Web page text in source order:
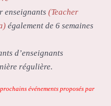
enseignants (Teacher
également de 6 semaines
d’enseignants
régulière.
événements proposés par